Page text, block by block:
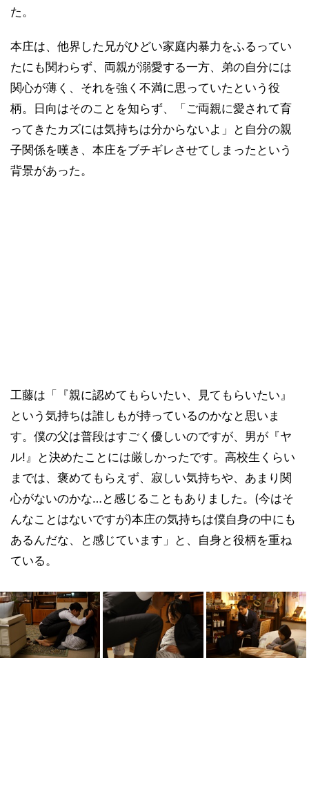
た。
本庄は、他界した兄がひどい家庭内暴力をふるってい
たにも関わらず、両親が溺愛する一方、弟の自分には
関心が薄く、それを強く不満に思っていたという役
柄。日向はそのことを知らず、「ご両親に愛されて育
ってきたカズには気持ちは分からないよ」と自分の親
子関係を嘆き、本庄をブチギレさせてしまったという
背景があった。
工藤は「『親に認めてもらいたい、見てもらいたい』
という気持ちは誰しもが持っているのかなと思いま
す。僕の父は普段はすごく優しいのですが、男が『ヤ
ル!』と決めたことには厳しかったです。高校生くらい
までは、褒めてもらえず、寂しい気持ちや、あまり関
心がないのかな…と感じることもありました。(今はそ
んなことはないですが)本庄の気持ちは僕自身の中にも
あるんだな、と感じています」と、自身と役柄を重ね
ている。